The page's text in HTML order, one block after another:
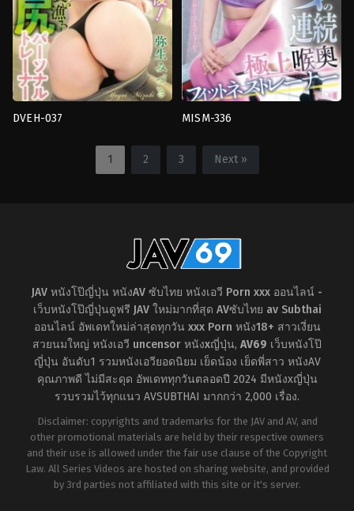
แตก,บรรยากาศ,ผู้
หญิง
แต่งงาน
แล้ว,หน้า
สวย, อม
ควย,อาจารย์
ตัว,เย็ด
นม,แตก
น้ำ
พุ่ง,ใช้
นิ้ว
DVEH-037 MISM-336
รังเกียจ, สาว
สวย
อม
ควย,อาจารย์,ฮาร์ด
1 2 3 Next »
JAV หนังโป๊ญี่ปุ่น หนังAV ซับไทย หนังเอวี Porn xxx ออนไลน์ -
เว็บหนังโป๊ญี่ปุ่นดูฟรี JAV ใหม่มากที่สุด AVซับไทย av Subthai
ออนไลน์ อัพเดทใหม่ล่าสุดทุกวัน xxx Porn หนัง18+ สาวเงี่ยน
สวยนมใหญ่ หนังเอวี uncensor หนังxญี่ปุ่น, AV69 เว็บหนังโป๊
ญี่ปุ่น อันดับ1 รวมหนังเอวียอดนิยม เย็ดน้อง เย็ดพี่สาว หนังAV
คุณภาพดี ไม่มีสะดุด อัพเดททุกวันตลอดปี 2024 มีหนังxญี่ปุ่น
รวบรวมไว้ทุกแนว AVSUBTHAI มากกว่า 2,000 เรื่อง.
Disclaimer: copyrights and trademarks for the JAV and AV, and
other promotional materials are held by their respective owners
and their use is allowed under the fair use clause of the Copyright
Law. All Series Videos are hosted on sharing website, and provided
by 3rd parties not affiliated with this site or it's server.